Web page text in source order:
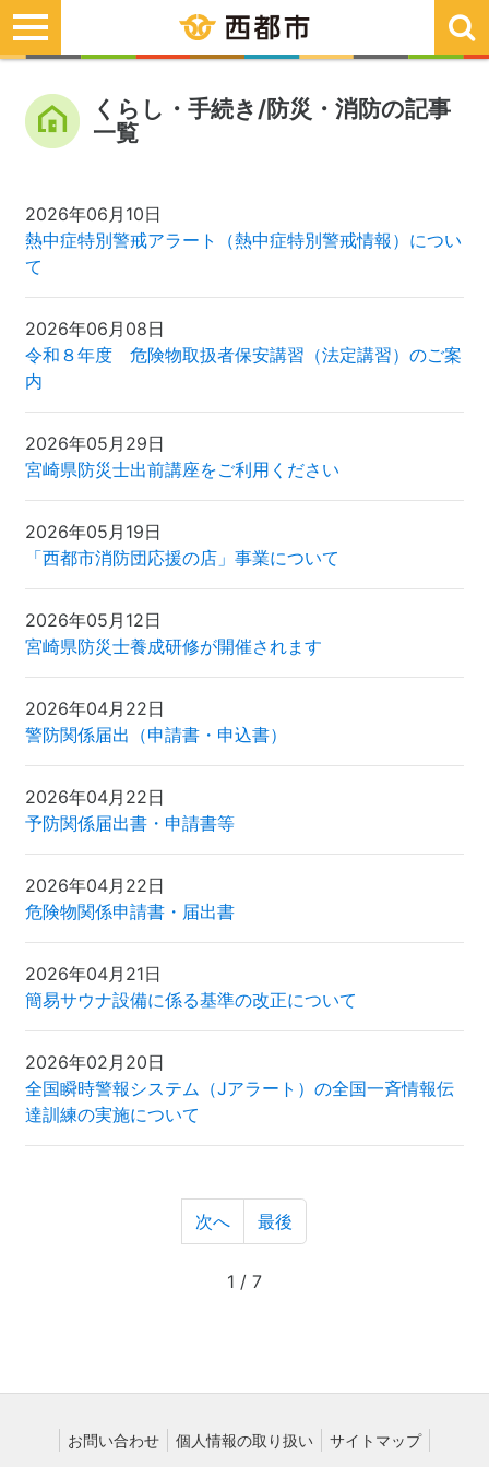
toggle
navigation
くらし・手続き/防災・消防の記事
一覧
2026年06月10日
熱中症特別警戒アラート（熱中症特別警戒情報）につい
て
2026年06月08日
令和８年度 危険物取扱者保安講習（法定講習）のご案
内
2026年05月29日
宮崎県防災士出前講座をご利用ください
2026年05月19日
「西都市消防団応援の店」事業について
2026年05月12日
宮崎県防災士養成研修が開催されます
2026年04月22日
警防関係届出（申請書・申込書）
2026年04月22日
予防関係届出書・申請書等
2026年04月22日
危険物関係申請書・届出書
2026年04月21日
簡易サウナ設備に係る基準の改正について
2026年02月20日
全国瞬時警報システム（Jアラート）の全国一斉情報伝
達訓練の実施について
次へ 最後
1 / 7
お問い合わせ 個人情報の取り扱い サイトマップ